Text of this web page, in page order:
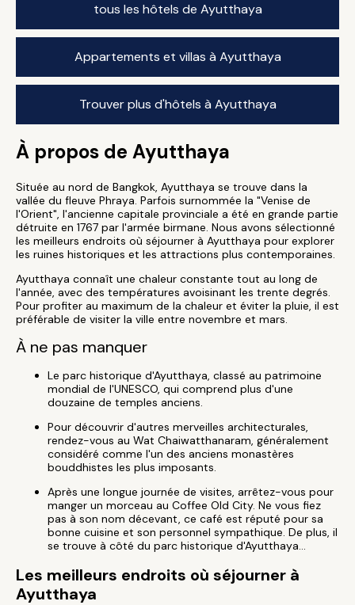
tous les hôtels de Ayutthaya
Appartements et villas à Ayutthaya
Trouver plus d'hôtels à Ayutthaya
À propos de Ayutthaya
Située au nord de Bangkok, Ayutthaya se trouve dans la
vallée du fleuve Phraya. Parfois surnommée la "Venise de
l'Orient", l'ancienne capitale provinciale a été en grande partie
détruite en 1767 par l'armée birmane. Nous avons sélectionné
les meilleurs endroits où séjourner à Ayutthaya pour explorer
les ruines historiques et les attractions plus contemporaines.
Ayutthaya connaît une chaleur constante tout au long de
l'année, avec des températures avoisinant les trente degrés.
Pour profiter au maximum de la chaleur et éviter la pluie, il est
préférable de visiter la ville entre novembre et mars.
À ne pas manquer
Le parc historique d'Ayutthaya, classé au patrimoine
mondial de l'UNESCO, qui comprend plus d'une
douzaine de temples anciens.
Pour découvrir d'autres merveilles architecturales,
rendez-vous au Wat Chaiwatthanaram, généralement
considéré comme l'un des anciens monastères
bouddhistes les plus imposants.
Après une longue journée de visites, arrêtez-vous pour
manger un morceau au Coffee Old City. Ne vous fiez
pas à son nom décevant, ce café est réputé pour sa
bonne cuisine et son personnel sympathique. De plus, il
se trouve à côté du parc historique d'Ayutthaya...
Les meilleurs endroits où séjourner à
Ayutthaya